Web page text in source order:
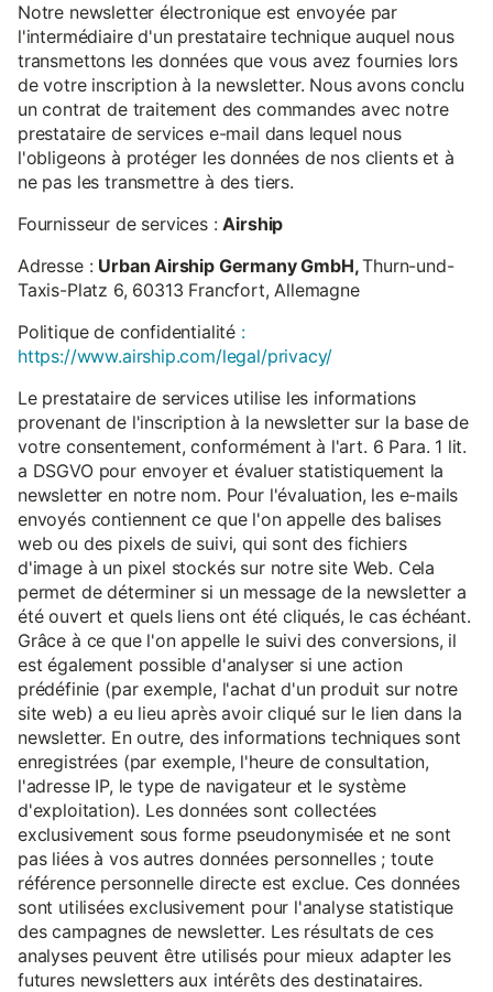
Notre newsletter électronique est envoyée par
l'intermédiaire d'un prestataire technique auquel nous
transmettons les données que vous avez fournies lors
de votre inscription à la newsletter. Nous avons conclu
un contrat de traitement des commandes avec notre
prestataire de services e-mail dans lequel nous
l'obligeons à protéger les données de nos clients et à
ne pas les transmettre à des tiers.
Fournisseur de services :Airship
Adresse : Urban Airship Germany GmbH,Thurn-und-
Taxis-Platz 6, 60313 Francfort, Allemagne
Politique de confidentialité :
https://www.airship.com/legal/privacy/
Le prestataire de services utilise les informations
provenant de l'inscription à la newsletter sur la base de
votre consentement, conformément à l'art. 6 Para. 1 lit.
a DSGVO pour envoyer et évaluer statistiquement la
newsletter en notre nom. Pour l'évaluation, les e-mails
envoyés contiennent ce que l'on appelle des balises
web ou des pixels de suivi, qui sont des fichiers
d'image à un pixel stockés sur notre site Web. Cela
permet de déterminer si un message de la newsletter a
été ouvert et quels liens ont été cliqués, le cas échéant.
Grâce à ce que l'on appelle le suivi des conversions, il
est également possible d'analyser si une action
prédéfinie (par exemple, l'achat d'un produit sur notre
site web) a eu lieu après avoir cliqué sur le lien dans la
newsletter. En outre, des informations techniques sont
enregistrées (par exemple, l'heure de consultation,
l'adresse IP, le type de navigateur et le système
d'exploitation). Les données sont collectées
exclusivement sous forme pseudonymisée et ne sont
pas liées à vos autres données personnelles ; toute
référence personnelle directe est exclue. Ces données
sont utilisées exclusivement pour l'analyse statistique
des campagnes de newsletter. Les résultats de ces
analyses peuvent être utilisés pour mieux adapter les
futures newsletters aux intérêts des destinataires.